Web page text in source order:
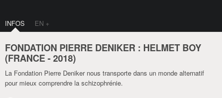
INFOS EN +
FONDATION PIERRE DENIKER : HELMET BOY
(FRANCE-2018)
La Fondation Pierre Deniker nous transporte dans un monde alternatif
pour mieux comprendre la schizophrénie.